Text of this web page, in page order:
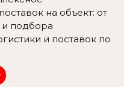
на объект: от
и подбора
и поставок по